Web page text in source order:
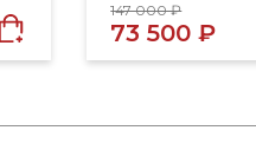
147 000 ₽
73 500 ₽